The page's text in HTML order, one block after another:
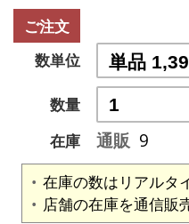
ご注文
数単位
数量
在庫
通販 9
在庫の数はリアルタ
店舗の在庫を通信販